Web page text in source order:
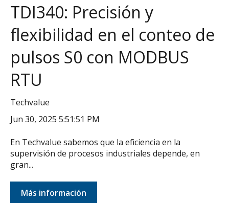
TDI340: Precisión y
flexibilidad en el conteo de
pulsos S0 con MODBUS
RTU
Techvalue
Jun 30, 2025 5:51:51 PM
En Techvalue sabemos que la eficiencia en la
supervisión de procesos industriales depende, en
gran...
Más información